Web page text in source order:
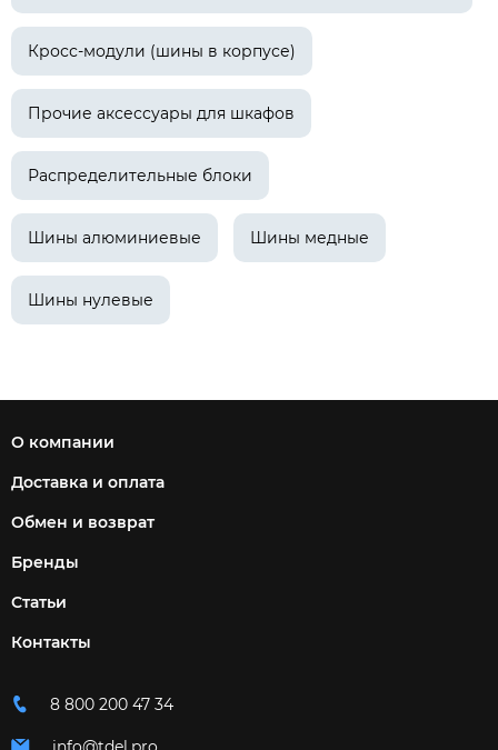
Кросс-модули (шины в корпусе)
Прочие аксессуары для шкафов
Распределительные блоки
Шины алюминиевые Шины медные
Шины нулевые
О компании
Доставка и оплата
Обмен и возврат
Бренды
Статьи
Контакты
8 800 200 47 34